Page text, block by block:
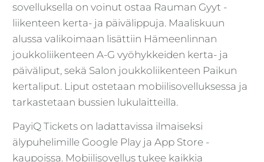
sovelluksella on voinut ostaa Rauman Gyyt -
liikenteen kerta- ja päivälippuja. Maaliskuun
alussa valikoimaan lisättiin Hämeenlinnan
joukkoliikenteen A-G vyöhykkeiden kerta- ja
päiväliput, sekä Salon joukkoliikenteen Paikun
kertaliput. Liput ostetaan mobiilisovelluksessa ja
tarkastetaan bussien lukulaitteilla.
PayiQ Tickets on ladattavissa ilmaiseksi
älypuhelimille Google Play ja App Store -
kaupoissa. Mobiilisovellus tukee kaikkia